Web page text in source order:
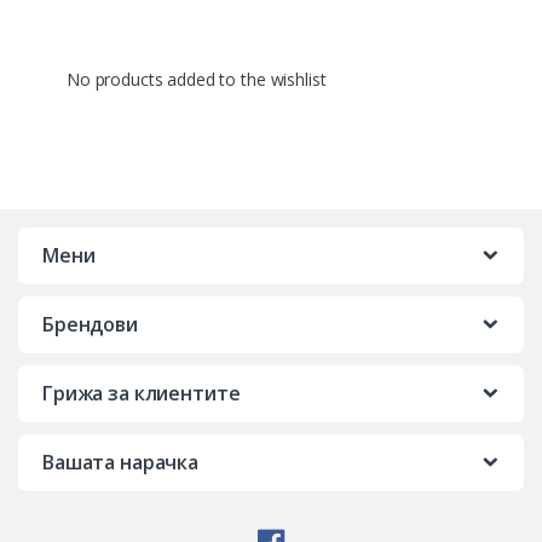
No products added to the wishlist
Мени
Брендови
Грижа за клиентите
Вашата нарачка